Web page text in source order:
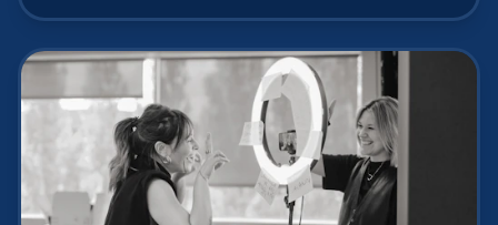
travail, pour qu’il soit réussi, ne peut se faire en
mettre en œuvre un certain nombre d’actions.